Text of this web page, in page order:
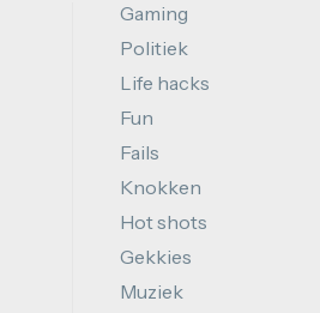
Gaming
Politiek
Life hacks
Fun
Fails
Knokken
Hot shots
Gekkies
Muziek